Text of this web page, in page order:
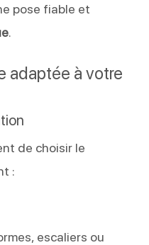
pose fiable et
.
adaptée à votre
de choisir le
:
escaliers ou